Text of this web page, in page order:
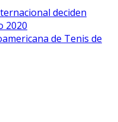
deciden
2020
de Tenis de